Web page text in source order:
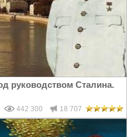
руководством Сталина.
442 300 18 707